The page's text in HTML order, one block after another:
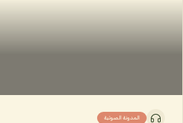
المدونة الصوتية